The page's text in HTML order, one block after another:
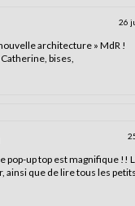
26
architecture » MdR !
bises,
pop-up top est magnifique !!
ainsi que de lire tous les